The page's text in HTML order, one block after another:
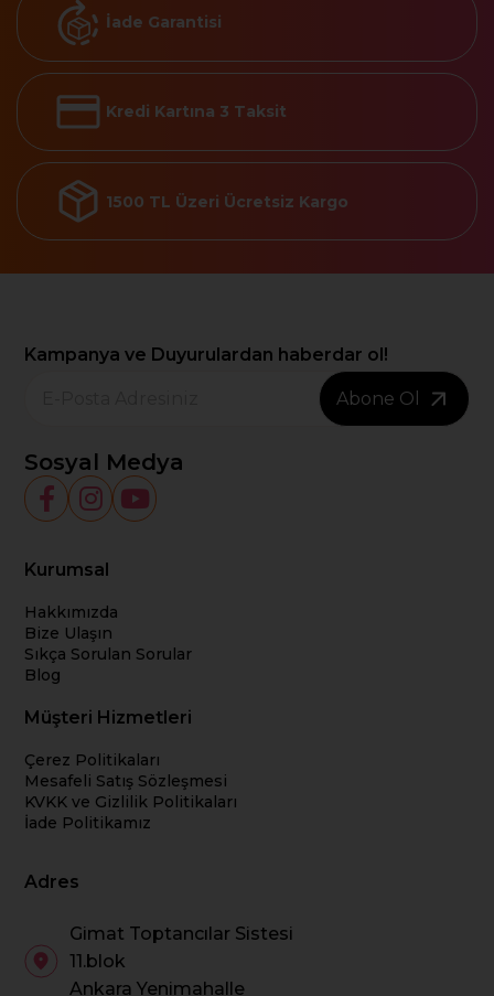
İade Garantisi
Kredi Kartına 3 Taksit
1500 TL Üzeri Ücretsiz Kargo
Kampanya ve Duyurulardan haberdar ol!
Abone Ol
Sosyal Medya
Kurumsal
Hakkımızda
Bize Ulaşın
Sıkça Sorulan Sorular
Blog
Müşteri Hizmetleri
Çerez Politikaları
Mesafeli Satış Sözleşmesi
KVKK ve Gizlilik Politikaları
İade Politikamız
Adres
Gimat Toptancılar Sistesi
11.blok
Ankara Yenimahalle